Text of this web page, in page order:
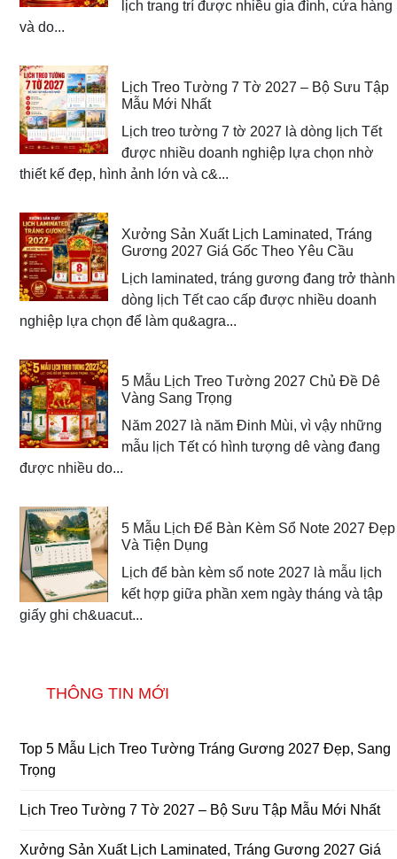
lịch trang trí được nhiều gia đình, cửa hàng
và do...
Lịch Treo Tường 7 Tờ 2027 – Bộ Sưu Tập
Mẫu Mới Nhất
Lịch treo tường 7 tờ 2027 là dòng lịch Tết
được nhiều doanh nghiệp lựa chọn nhờ
thiết kế đẹp, hình ảnh lớn và c&...
Xưởng Sản Xuất Lịch Laminated, Tráng
Gương 2027 Giá Gốc Theo Yêu Cầu
Lịch laminated, tráng gương đang trở thành
dòng lịch Tết cao cấp được nhiều doanh
nghiệp lựa chọn để làm qu&agra...
5 Mẫu Lịch Treo Tường 2027 Chủ Đề Dê
Vàng Sang Trọng
Năm 2027 là năm Đinh Mùi, vì vậy những
mẫu lịch Tết có hình tượng dê vàng đang
được nhiều do...
5 Mẫu Lịch Để Bàn Kèm Sổ Note 2027 Đẹp
Và Tiện Dụng
Lịch để bàn kèm sổ note 2027 là mẫu lịch
kết hợp giữa phần xem ngày tháng và tập
giấy ghi ch&uacut...
THÔNG TIN MỚI
Top 5 Mẫu Lịch Treo Tường Tráng Gương 2027 Đẹp, Sang
Trọng
Lịch Treo Tường 7 Tờ 2027 – Bộ Sưu Tập Mẫu Mới Nhất
Xưởng Sản Xuất Lịch Laminated, Tráng Gương 2027 Giá